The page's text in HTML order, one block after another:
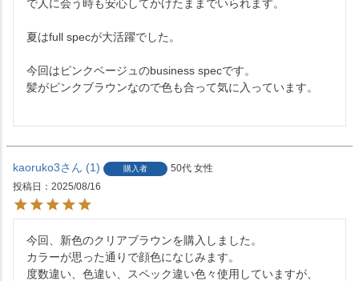
で人に会う時も安心してかけたままでいられます。
夏はfull specが大活躍でした。
今回はピンクベージュのbusiness specです。
髪がピンクブラウンなので色も合って気に入っています。
kaoruko3 1 購入者 50代 女性
投稿日
2025/08/16
今回、新色のクリアブラウンを購入しました。
カラーが思った通りで顔色になじみます。
度数違い、色違い、スペック違い色々使用していますが、